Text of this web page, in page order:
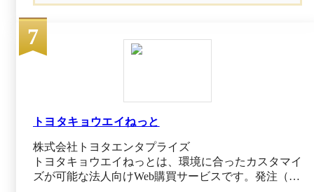
ゆる体制にも柔軟に対応でき、企業全体での購買業務
の最適化を後押しします。 全社統制のもとでも無理
な集中による調達スピード低下やコスト増を防ぎ、ス
ピーディかつ最適な購買を実現できるのが特徴です。
いてスムーズな法令遵守が可能な点も特徴です。API
連携による基幹システムとの統合管理にも対応してお
り、複数ツールへのデータ分散を防いで監査対応やデ
ータ活用の精度向上にも寄与します。
7
トヨタキョウエイねっと
株式会社トヨタエンタプライズ
トヨタキョウエイねっとは、環境に合ったカスタマイ
ズが可能な法人向けWeb購買サービスです。発注（見